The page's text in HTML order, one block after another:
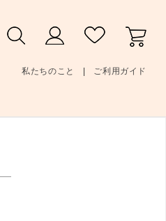
私たちのこと ご利用ガイド